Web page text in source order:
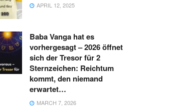
APRIL 12, 2025
Baba Vanga hat es
vorhergesagt – 2026 öffnet
sich der Tresor für 2
Sternzeichen: Reichtum
kommt, den niemand
erwartet…
MARCH 7, 2026